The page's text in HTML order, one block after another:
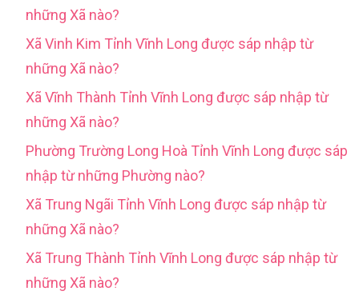
những Xã nào?
Xã Vinh Kim Tỉnh Vĩnh Long được sáp nhập từ
những Xã nào?
Xã Vĩnh Thành Tỉnh Vĩnh Long được sáp nhập từ
những Xã nào?
Phường Trường Long Hoà Tỉnh Vĩnh Long được sáp
nhập từ những Phường nào?
Xã Trung Ngãi Tỉnh Vĩnh Long được sáp nhập từ
những Xã nào?
Xã Trung Thành Tỉnh Vĩnh Long được sáp nhập từ
những Xã nào?